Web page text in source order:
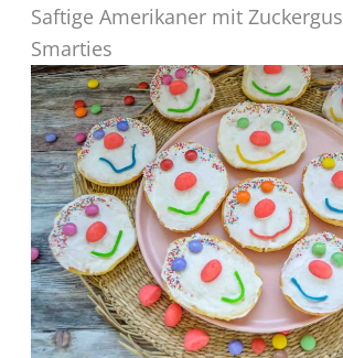
Saftige Amerikaner mit
Smarties